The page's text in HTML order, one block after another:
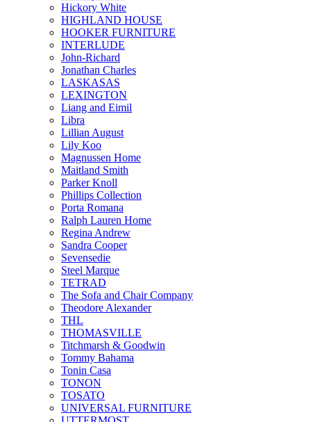
Hickory White
HIGHLAND HOUSE
HOOKER FURNITURE
INTERLUDE
John-Richard
Jonathan Charles
LASKASAS
LEXINGTON
Liang and Eimil
Libra
Lillian August
Lily Koo
Magnussen Home
Maitland Smith
Parker Knoll
Phillips Collection
Porta Romana
Ralph Lauren Home
Regina Andrew
Sandra Cooper
Sevensedie
Steel Marque
TETRAD
The Sofa and Chair Company
Theodore Alexander
THL
THOMASVILLE
Titchmarsh & Goodwin
Tommy Bahama
Tonin Casa
TONON
TOSATO
UNIVERSAL FURNITURE